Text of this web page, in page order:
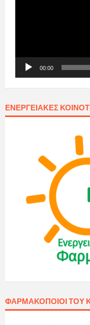
00:00
ΕΝΕΡΓΕΙΑΚΈΣ
ΦΑΡΜΑΚΟΠΟΙΟΊ ΤΟΥ